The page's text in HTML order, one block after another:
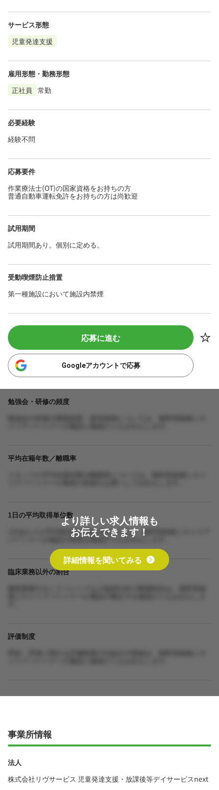
サービス形態
児童発達支援
雇用形態・勤務形態
正社員
常勤
必要経験
経験不問
応募要件
作業療法士(OT)の国家資格をお持ちの方
普通自動車運転免許をお持ちの方は尚歓迎
試用期間
試用期間あり。個別に定める。
受動喫煙防止措置
第一種施設において施設内禁煙
応募に進む
Googleアカウントで応募
勉強会・研修の頻度
平均在籍年数／離職率
1日の平均取得単位数
1日あたりの平均取得単位数や担当人数は、無料登録後にキャリア
パートナーが施設の実態を確認のうえお伝えします。
臨床業務以外の割合
評価制度
より詳しい求人情報も
お伝えできます！
詳細情報を聞いてみる
事業所情報
法人
株式会社リヴサービス 児童発達支援・放課後等デイサービスnext